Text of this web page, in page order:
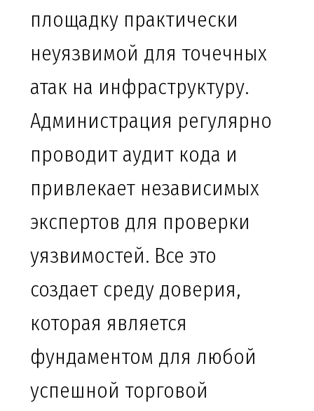
площадку практически
неуязвимой для точечных
атак на инфраструктуру.
Администрация регулярно
проводит аудит кода и
привлекает независимых
экспертов для проверки
уязвимостей. Все это
создает среду доверия,
которая является
фундаментом для любой
успешной торговой